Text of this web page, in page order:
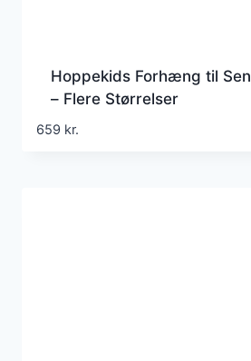
Hoppekids Forhæng til
– Flere Størrelser
659 kr.